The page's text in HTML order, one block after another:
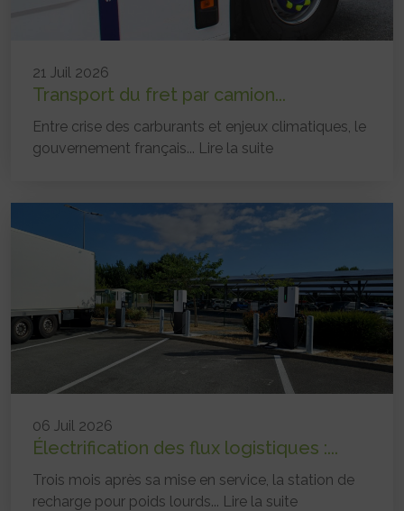
21 Juil 2026
Transport du fret par camion...
Entre crise des carburants et enjeux climatiques, le
gouvernement français... Lire la suite
06 Juil 2026
Électrification des flux logistiques :...
Trois mois après sa mise en service, la station de
recharge pour poids lourds... Lire la suite